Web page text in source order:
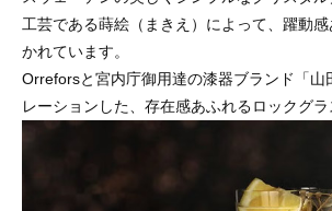
工芸である蒔絵（まきえ）によって、躍動
かれています。
Orreforsと宮内庁御用達の漆器ブランド「山
レーションした、存在感あふれるロックグラ